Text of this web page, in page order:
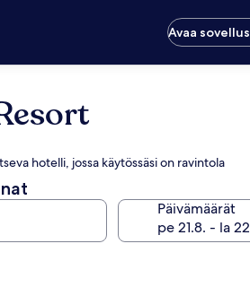
Avaa sovellus
hotelli, jossa käytössäsi on ravintola
Päivämäärät